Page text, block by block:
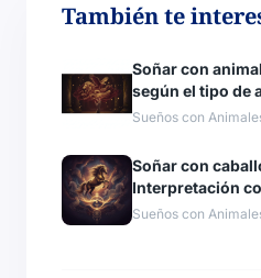
También te
Soñar con
según el tipo de
Sueños con
Soñar con
Interpretación
Sueños con